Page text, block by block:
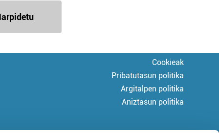
Cookieak
Pribatutasun politika
Argitalpen politika
Aniztasun politika